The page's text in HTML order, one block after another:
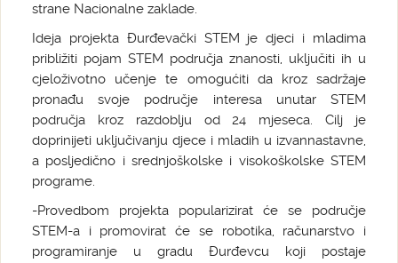
strane Nacionalne zaklade.
Ideja projekta Đurđevački STEM je djeci i mladima
približiti pojam STEM područja znanosti, uključiti ih u
cjeloživotno učenje te omogućiti da kroz sadržaje
pronađu svoje područje interesa unutar STEM
područja kroz razdoblju od 24 mjeseca. Cilj je
doprinijeti uključivanju djece i mladih u izvannastavne,
a posljedično i srednjoškolske i visokoškolske STEM
programe.
-Provedbom projekta popularizirat će se područje
STEM-a i promovirat će se robotika, računarstvo i
programiranje u gradu Đurđevcu koji postaje